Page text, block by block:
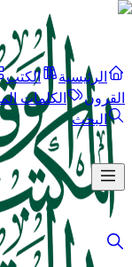
الرئيسية الكتب
الكلمات
البحث